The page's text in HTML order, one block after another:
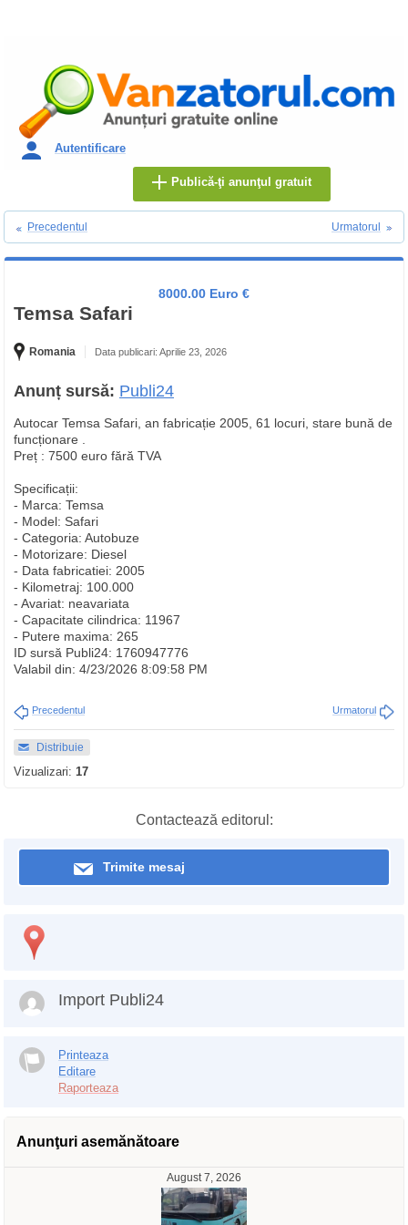
Autentificare
Publică-ţi anunţul gratuit
Precedentul Urmatorul
8000.00 Euro €
Temsa Safari
Romania Data publicari: Aprilie 23, 2026
Anunț sursă: Publi24
Autocar Temsa Safari, an fabricație 2005, 61 locuri, stare bună de
funcționare .
Preț : 7500 euro fără TVA
Specificații:
- Marca: Temsa
- Model: Safari
- Categoria: Autobuze
- Motorizare: Diesel
- Data fabricatiei: 2005
- Kilometraj: 100.000
- Avariat: neavariata
- Capacitate cilindrica: 11967
- Putere maxima: 265
ID sursă Publi24: 1760947776
Valabil din: 4/23/2026 8:09:58 PM
Precedentul Urmatorul
Distribuie
Vizualizari: 17
Contactează editorul:
Trimite mesaj
Import Publi24
Printeaza
Editare
Raporteaza
Anunţuri asemănătoare
August 7, 2026